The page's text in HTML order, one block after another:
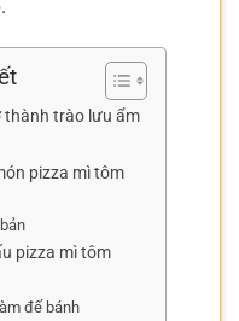
thành trào lưu ẩm
pizza mì tôm
pizza mì tôm
đế bánh